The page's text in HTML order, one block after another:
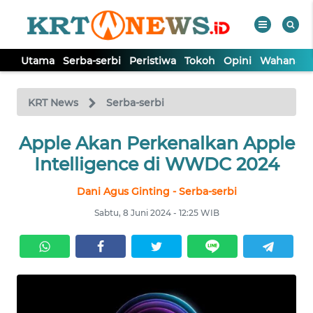
Utama Serba-serbi Peristiwa Tokoh Opini Wahana
KRT News Serba-serbi
Apple Akan Perkenalkan Apple
Intelligence di WWDC 2024
Dani Agus Ginting - Serba-serbi
Sabtu, 8 Juni 2024 - 12:25 WIB
TV
Tutup
UTAMA
PERISTIWA
TOKOH